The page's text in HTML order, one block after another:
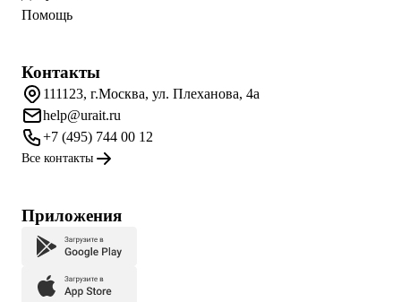
Помощь
Контакты
111123, г.Москва, ул. Плеханова, 4а
help@urait.ru
+7 (495) 744 00 12
Все контакты
Приложения